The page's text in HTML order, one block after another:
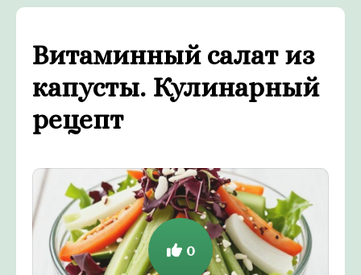
Витаминный салат из
капусты. Кулинарный
рецепт
0